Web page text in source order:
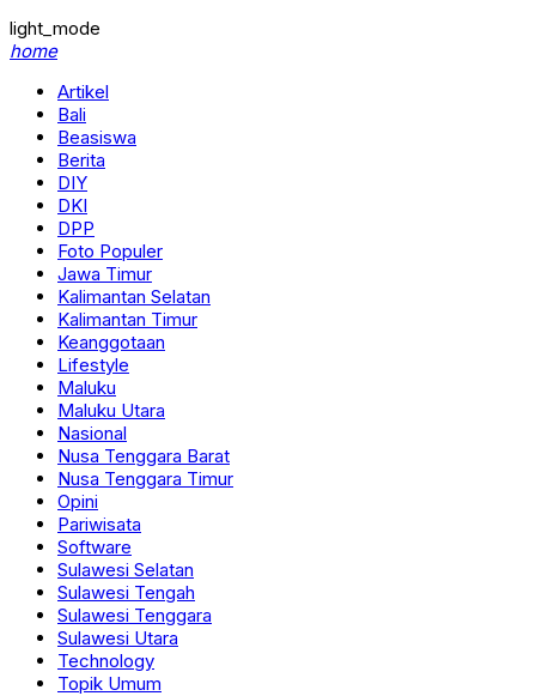
light_mode
home
Artikel
Bali
Beasiswa
Berita
DIY
DKI
DPP
Foto Populer
Jawa Timur
Kalimantan Selatan
Kalimantan Timur
Keanggotaan
Lifestyle
Maluku
Maluku Utara
Nasional
Nusa Tenggara Barat
Nusa Tenggara Timur
Opini
Pariwisata
Software
Sulawesi Selatan
Sulawesi Tengah
Sulawesi Tenggara
Sulawesi Utara
Technology
Topik Umum